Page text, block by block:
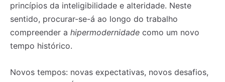
princípios da inteligibilidade e alteridade. Neste
sentido, procurar-se-á ao longo do trabalho
compreender a hipermodernidade como um novo
tempo histórico.
Novos tempos: novas expectativas, novos desafios,